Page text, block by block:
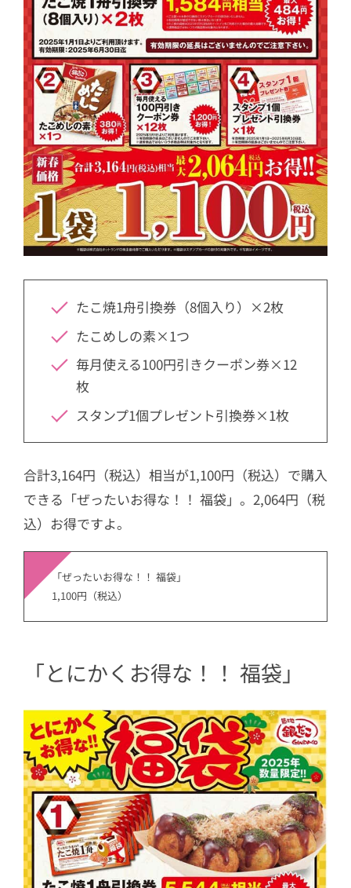
たこ焼1舟引換券（8個入り）×2枚
たこめしの素×1つ
毎月使える100円引きクーポン券×12
枚
スタンプ1個プレゼント引換券×1枚
合計3,164円（税込）相当が1,100円（税込）で購入
できる「ぜったいお得な！！ 福袋」。2,064円（税
込）お得ですよ。
「ぜったいお得な！！ 福袋」
1,100円（税込）
「とにかくお得な！！ 福袋」